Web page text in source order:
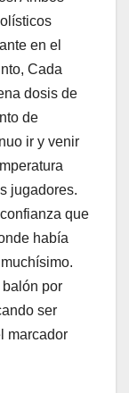
en el
Cada
dosis de
de
ir y venir
jugadores.
que
había
por
ser
marcador